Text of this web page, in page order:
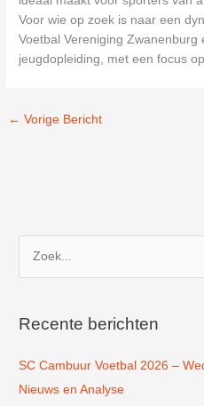
Voor wie op zoek is naar een
Voetbal Vereniging Zwanenburg
jeugdopleiding, met een focus
← Vorige Bericht
k
a
a
Recente berichten
SC Cambuur Voetbal 2026 –
Nieuws en Analyse